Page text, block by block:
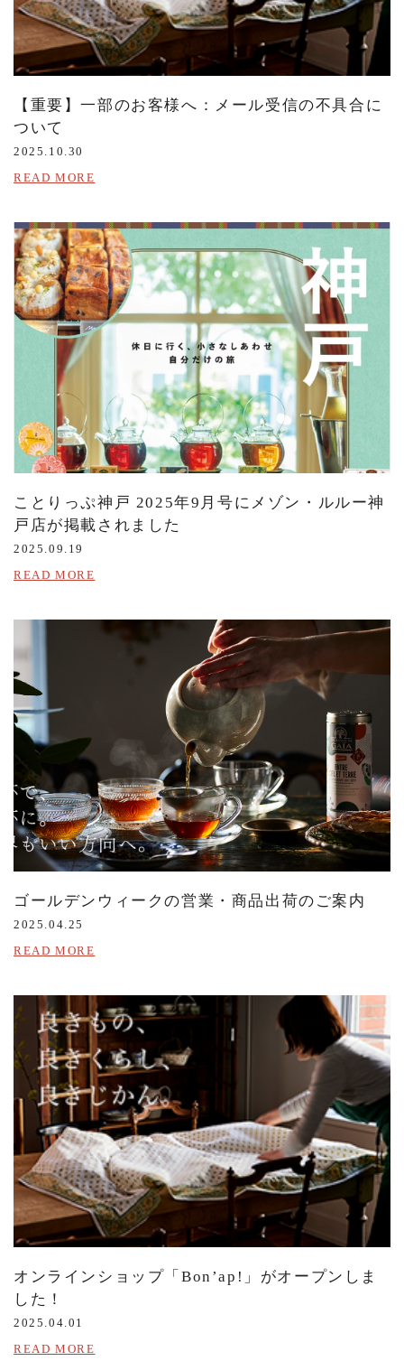
【重要】一部のお客様へ：メール受信の不具合に
ついて
2025.10.30
READ MORE
ことりっぷ神戸 2025年9月号にメゾン・ルルー神
戸店が掲載されました
2025.09.19
READ MORE
ゴールデンウィークの営業・商品出荷のご案内
2025.04.25
READ MORE
オンラインショップ「Bon’ap!」がオープンしま
した！
2025.04.01
READ MORE